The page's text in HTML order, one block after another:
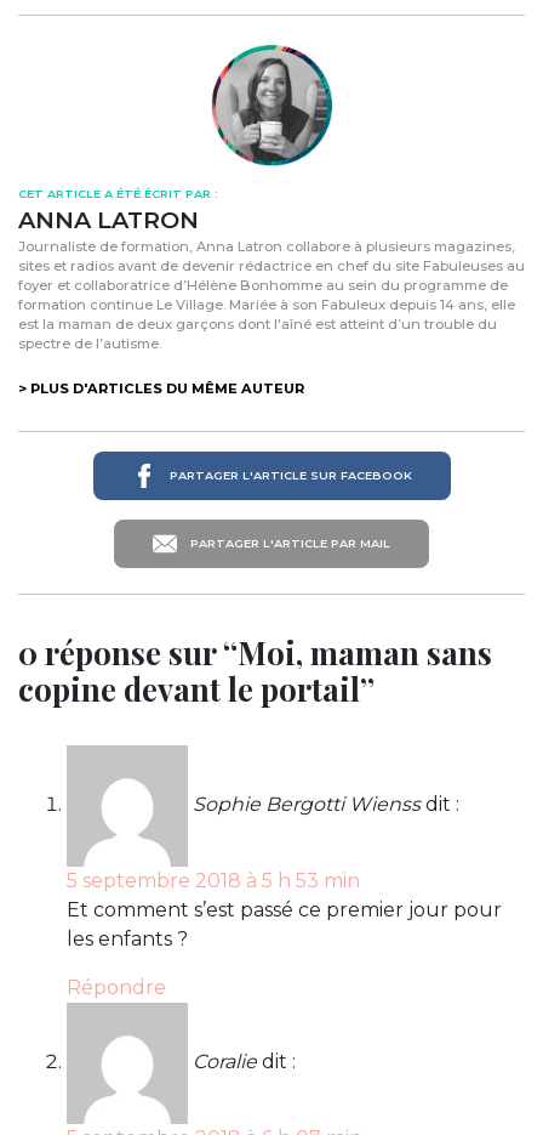
CET ARTICLE A ÉTÉ ÉCRIT PAR :
ANNA LATRON
Journaliste de formation, Anna Latron collabore à plusieurs magazines,
sites et radios avant de devenir rédactrice en chef du site Fabuleuses au
foyer et collaboratrice d’Hélène Bonhomme au sein du programme de
formation continue Le Village. Mariée à son Fabuleux depuis 14 ans, elle
est la maman de deux garçons dont l'aîné est atteint d’un trouble du
spectre de l’autisme.
> PLUS D'ARTICLES DU MÊME AUTEUR
PARTAGER L'ARTICLE SUR FACEBOOK
PARTAGER L'ARTICLE PAR MAIL
0 réponse sur “Moi, maman sans
copine devant le portail”
Sophie Bergotti Wienss dit :
5 septembre 2018 à 5 h 53 min
Et comment s’est passé ce premier jour pour
les enfants ?
Répondre
Coralie dit :